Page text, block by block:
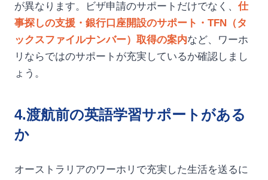
が異なります。ビザ申請のサポートだけでなく、 仕
事探しの支援・銀行口座開設のサポート・TFN（タ
ックスファイルナンバー）取得の案内など、ワーホ
リならではのサポートが充実しているか確認しまし
ょう。
4.渡航前の英語学習サポートがある
か
オーストラリアのワーホリで充実した生活を送るに